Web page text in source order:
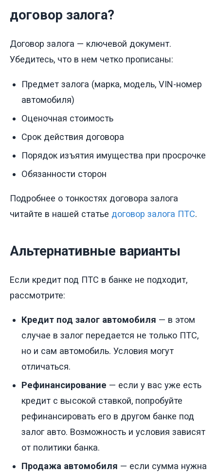
договор залога?
Договор залога — ключевой документ.
Убедитесь, что в нем четко прописаны:
Предмет залога (марка, модель, VIN-номер
автомобиля)
Оценочная стоимость
Срок действия договора
Порядок изъятия имущества при просрочке
Обязанности сторон
Подробнее о тонкостях договора залога
читайте в нашей статье договор залога ПТС.
Альтернативные варианты
Если кредит под ПТС в банке не подходит,
рассмотрите:
Кредит под залог автомобиля — в этом
случае в залог передается не только ПТС,
но и сам автомобиль. Условия могут
отличаться.
Рефинансирование — если у вас уже есть
кредит с высокой ставкой, попробуйте
рефинансировать его в другом банке под
залог авто. Возможность и условия зависят
от политики банка.
Продажа автомобиля — если сумма нужна